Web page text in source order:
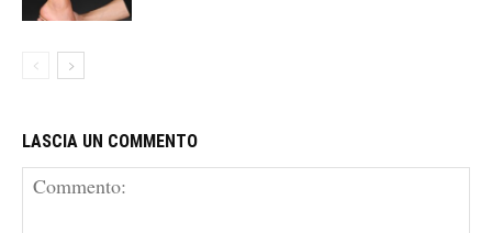
LASCIA UN COMMENTO